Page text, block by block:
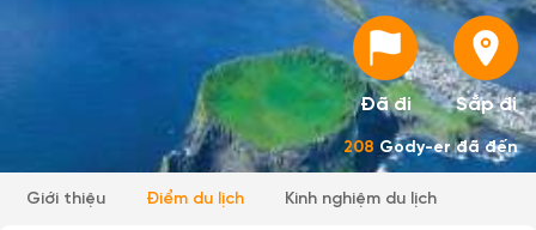
Đã đi Sắp đi
208 Gody-er đã đến
Giới thiệu Điểm du lịch Kinh nghiệm du lịch